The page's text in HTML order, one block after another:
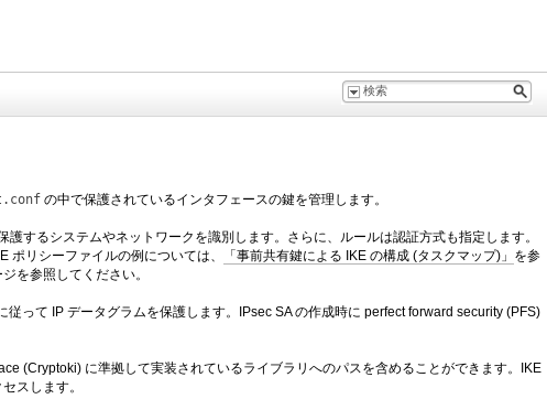
の中で保護されているインタフェースの鍵を管理します。
するシステムやネットワークを識別します。さらに、ルールは認証方式も指定します。
リシーファイルの例については、
「事前共有鍵による IKE の構成 (タスクマップ)」 を参
を参照してください。
従って IP データグラムを保護します。IPsec SA の作成時に perfect forward security (PFS)
(Cryptoki) に準拠して実装されているライブラリへのパスを含めることができます。IKE
スします。